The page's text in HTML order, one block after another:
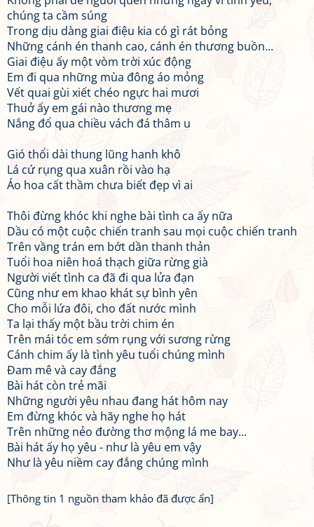
chúng ta cầm súng
Trong dịu dàng giai điệu kia có gì rát bỏng
Những cánh én thanh cao, cánh én thương buồn...
Giai điệu ấy một vòm trời xúc động
Em đi qua những mùa đông áo mỏng
Vết quai gùi xiết chéo ngực hai mươi
Thuở ấy em gái nào thương mẹ
Nắng đổ qua chiều vách đá thâm u
Gió thổi dài thung lũng hanh khô
Lá cứ rụng qua xuân rồi vào hạ
Áo hoa cất thầm chưa biết đẹp vì ai
Thôi đừng khóc khi nghe bài tình ca ấy nữa
Dầu có một cuộc chiến tranh sau mọi cuộc chiến tranh
Trên vầng trán em bớt dần thanh thản
Tuổi hoa niên hoá thạch giữa rừng già
Người viết tình ca đã đi qua lửa đạn
Cũng như em khao khát sự bình yên
Cho mỗi lứa đôi, cho đất nước mình
Ta lại thấy một bầu trời chim én
Trên mái tóc em sớm rụng với sương rừng
Cánh chim ấy là tình yêu tuổi chúng mình
Đam mê và cay đắng
Bài hát còn trẻ mãi
Những người yêu nhau đang hát hôm nay
Em đừng khóc và hãy nghe họ hát
Trên những nẻo đường thơ mộng lá me bay...
Bài hát ấy họ yêu - như là yêu em vậy
Như là yêu niềm cay đắng chúng mình
[Thông tin 1 nguồn tham khảo đã được ẩn]